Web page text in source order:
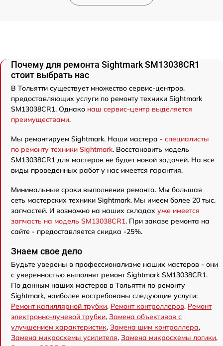
Почему для ремонта Sightmark SM13038CR1
стоит выбрать нас
В Тольятти существует множество сервис-центров,
предоставляющих услуги по ремонту техники Sightmark
SM13038CR1. Однако наш сервис-центр выделяется
преимуществами.
Мы ремонтируем Sightmark. Наши мастера - специалисты
по ремонту техники Sightmark. Восстановить модель
SM13038CR1 для мастеров не будет новой задачей. На все
виды проведенных работ у нас имеется гарантия.
Минимальные сроки выполнения ремонта. Мы большая
сеть мастерских техники Sightmark. Мы имеем более 20 тыс.
запчастей. И возможно на наших складах уже имеется
запчасть на модель SM13038CR1. При заказе ремонта на
сайте - предоставляется скидка -25%.
Знаем свое дело
Будьте уверены в профессионализме наших мастеров - они
с уверенностью выполнят ремонт Sightmark SM13038CR1.
По данным наших мастеров в Тольятти по ремонту
Sightmark, наиболее востребованы следующие услуги:
Ремонт капиллярной трубки, Ремонт контроллеров, Ремонт
электронно-лучевой трубки, Замена объективов с
улучшением характеристик, Замена шим контроллера,
Замена микросхемы усилителя, Замена микросхемы логики,